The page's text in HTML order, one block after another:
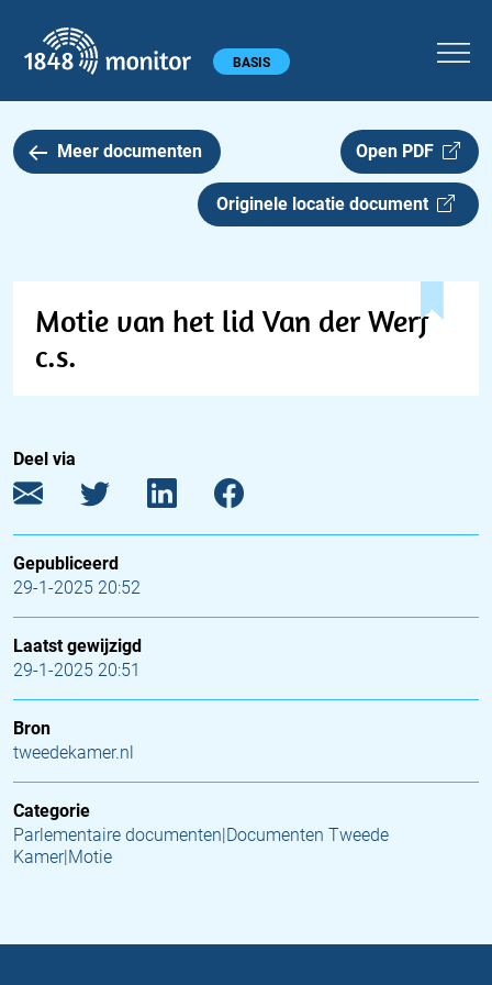
Hoofdmenu BASIS
Meer documenten Open PDF
Originele locatie document
Motie van het lid Van der Werf
c.s.
Deel via
Gepubliceerd
29-1-2025 20:52
Laatst gewijzigd
29-1-2025 20:51
Bron
tweedekamer.nl
Categorie
Parlementaire documenten|Documenten Tweede
Kamer|Motie